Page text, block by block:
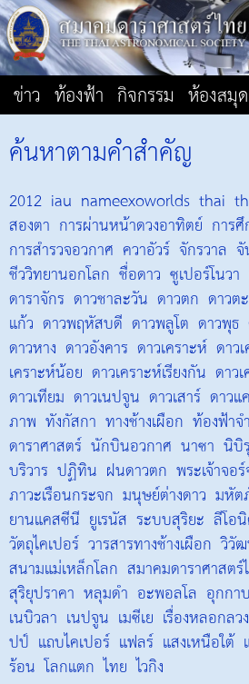
ข่าว ท้องฟ้า กิจกรรม ห้องสมุด
ค้นหาตามคำสำคัญ
2012 iau nameexoworlds thai
สองตา การผ่านหน้าดวงอาทิตย์ การ
การสำรวจอวกาศ ควาอัวร์ จักรวาล
ชีววิทยานอกโลก ชื่อดาว ซูเปอร์โนวา
ดาราจักร ดาวชาละวัน ดาวตก ดาวต
แก้ว ดาวพฤหัสบดี ดาวพลูโต ดาวพุธ
ดาวหาง ดาวอังคาร ดาวเคราะห์ ดาว
เคราะห์น้อย ดาวเคราะห์เรียงกัน ดาว
ดาวเทียม ดาวเนปจูน ดาวเสาร์ ดาวแ
ภาพ ทังกัสกา ทางช้างเผือก ท้องฟ้าจ
ดาราศาสตร์ นักบินอวกาศ นาซา นิบิรุ
บริวาร ปฏิทิน ฝนดาวตก พระเจ้าจอ
ภาวะเรือนกระจก มนุษย์ต่างดาว มหัต
ยานแคสซีนี ยูเรนัส ระบบสุริยะ ลีโอ
วัตถุไคเปอร์ วารสารทางช้างเผือก วิวั
สนามแม่เหล็กโลก สมาคมดาราศาสตร์
สุริยุปราคา หลุมดำ อะพอลโล อุกกา
เนบิวลา เนปจูน เมซีเย เรื่องหลอกลวง
ปป์ แถบไคเปอร์ แฟลร์ แสงเหนือใต้
ร้อน โลกแตก ไทย ไวกิง